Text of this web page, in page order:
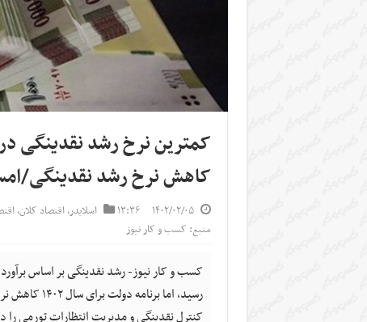
کاهش نرخ رشد نقدینگی/امسال رشد
۱۴۰۲/۰۲/۰۵ ۱۳:۳۶ اسلایدر,اقتصاد کلان,
منبع: کسب و کار نیوز
کنترل نقدینگی و مدیریت انتظارات تورمی